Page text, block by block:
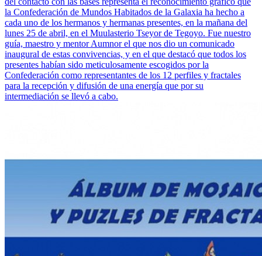
la Confederación de Mundos Habitados de la Galaxia ha hecho a
cada uno de los hermanos y hermanas presentes, en la mañana del
lunes 25 de abril, en el Muulasterio Tseyor de Tegoyo. Fue nuestro
guía, maestro y mentor Aumnor el que nos dio un comunicado
inaugural de estas convivencias, y en el que destacó que todos los
presentes habían sido meticulosamente escogidos por la
Confederación como representantes de los 12 perfiles y fractales
para la recepción y difusión de una energía que por su
intermediación se llevó a cabo.